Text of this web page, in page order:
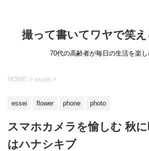
撮って書いてワヤで笑
70代の高齢者が毎日の生活を楽
HOME > essei >
essei flower phone photo
スマホカメラを愉しむ 秋
はハナシキブ